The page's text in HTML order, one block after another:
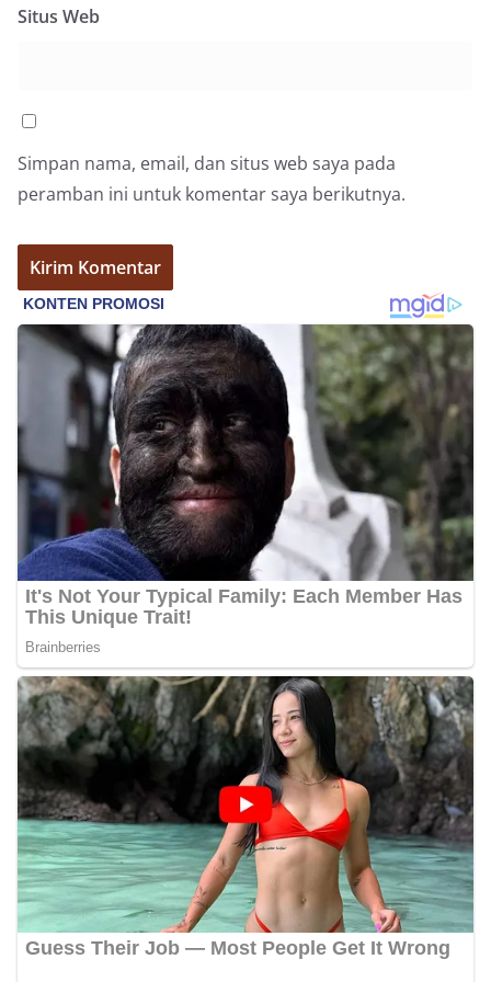
bendera dengan benar merupakan salah satu
masing secara penuh. Ini adalah bentuk
penghormatan kita bersama terhadap
perjuangan para pahlawan yang telah merebut
berdialog dengan warga.‎‎Ia juga menambahkan
agar warga memperhatikan kondisi bendera yang
akan dikibarkan, memastikan bendera dalam
keadaan bersih, tidak sobek, dan layak untuk
dikibarkan sebagai simbol kehormatan
negara.‎‎‎Selain menyampaikan imbauan terkait
bendera, kegiatan sambang DDS ini juga
dimanfaatkan sebagai sarana deteksi dini (early
warning) guna mengantisipasi potensi gangguan
keamanan dan ketertiban masyarakat
(Kamtibmas) di lingkungan tempat tinggal warga.
Melalui interaksi langsung tersebut,
Bhabinkamtibmas dapat menghimpun informasi
awal terkait situasi sosial, potensi kerawanan,
maupun hal-hal yang dapat mengganggu
kondusivitas wilayah, khususnya menjelang
perayaan HUT Kemerdekaan RI yang biasanya
diwarnai dengan berbagai kegiatan dan
keramaian warga.‎‎Dengan adanya deteksi dini ini,
diharapkan potensi gangguan keamanan dapat
diantisipasi sejak awal sehingga situasi di
Kelurahan Sunggal tetap terjaga aman, tertib,
dan kondusif hingga puncak perayaan HUT
Kemerdekaan RI berlangsung.‎‎Wujud Kedekatan
Polri dengan Masyarakat‎Kegiatan sambang Door
to Door System ini merupakan salah satu bentuk
implementasi program Polri Presisi yang
mengedepankan kehadiran dan kedekatan
personel Kepolisian dengan masyarakat. Melalui
kegiatan semacam ini, Bhabinkamtibmas tidak
hanya berperan sebagai penyampai informasi
dan imbauan, tetapi juga sebagai mitra
masyarakat dalam menjaga keamanan lingkungan
Situs Web
Simpan nama, email, dan situs web saya pada
peramban ini untuk komentar saya berikutnya.